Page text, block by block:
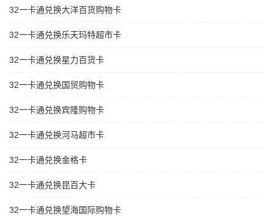
32一卡通兑换大洋百货购物卡
32一卡通兑换乐天玛特超市卡
32一卡通兑换星力百货卡
32一卡通兑换国贸购物卡
32一卡通兑换宾隆购物卡
32一卡通兑换河马超市卡
32一卡通兑换金格卡
32一卡通兑换昆百大卡
32一卡通兑换望海国际购物卡